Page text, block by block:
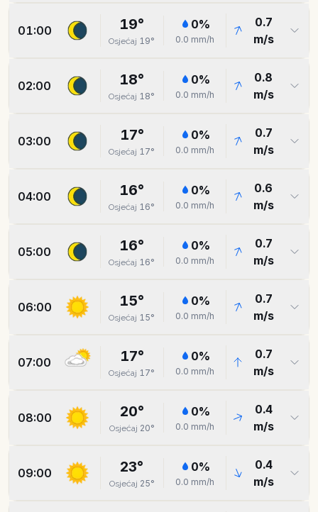
01:00 19°
Osjećaj 19°
0%
0.0 mm/h
0.7
m/s
02:00 18°
Osjećaj 18°
0%
0.0 mm/h
0.8
m/s
03:00 17°
Osjećaj 17°
0%
0.0 mm/h
0.7
m/s
04:00 16°
Osjećaj 16°
0%
0.0 mm/h
0.6
m/s
05:00 16°
Osjećaj 16°
0%
0.0 mm/h
0.7
m/s
06:00 15°
Osjećaj 15°
0%
0.0 mm/h
0.7
m/s
07:00 17°
Osjećaj 17°
0%
0.0 mm/h
0.7
m/s
08:00 20°
Osjećaj 20°
0%
0.0 mm/h
0.4
m/s
09:00 23°
Osjećaj 25°
0%
0.0 mm/h
0.4
m/s